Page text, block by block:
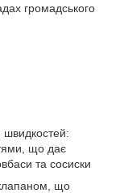
громадського
що дає
та сосиски
що